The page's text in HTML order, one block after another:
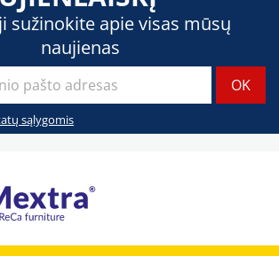
sužinokite apie visas mūsų
naujienas
sąlygomis